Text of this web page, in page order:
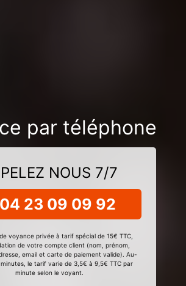
par téléphone
NOUS 7/7
23 09 09 92
voyance privée à tarif spécial de 15€ TTC,
de votre compte client (nom, prénom,
email et carte de paiement valide). Au-
minutes, le tarif varie de 3,5€ à 9,5€ TTC par
minute selon le voyant.